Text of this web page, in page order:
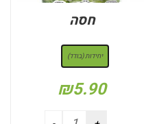
חסה
יחידות (בודד)
₪5.90